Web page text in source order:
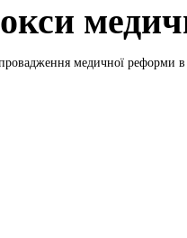
медичної реформи в